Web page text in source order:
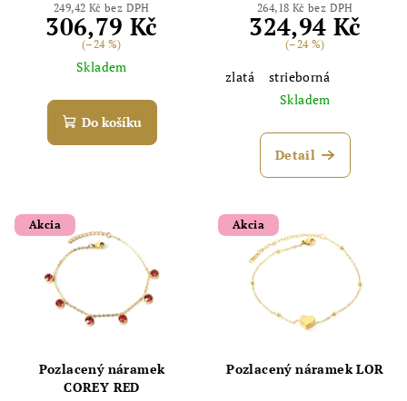
249,42 Kč bez DPH
306,79 Kč
(–24 %)
Skladem
Do košíku
264,18 Kč bez DPH
324,94 Kč
(–24 %)
zlatá
strieborná
Skladem
Detail
Akcia
Pozlacený náramek
COREY RED
Akcia
Pozlacený náramek LOR